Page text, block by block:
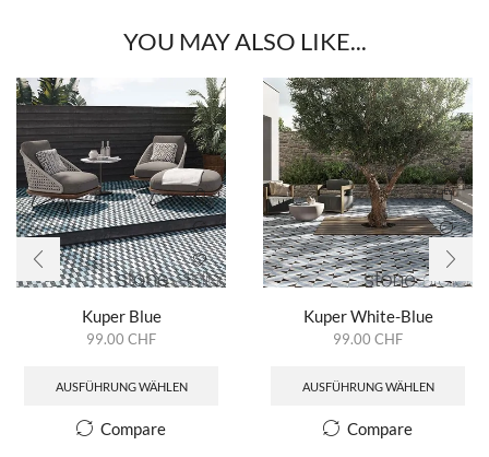
YOU MAY ALSO LIKE...
Kuper Blue
99.00 CHF
AUSFÜHRUNG WÄHLEN
Compare
Kuper White-Blue
99.00 CHF
AUSFÜHRUNG WÄHLEN
Compare